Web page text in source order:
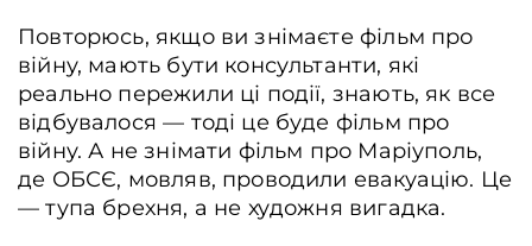
Повторюсь, якщо ви знімаєте фільм про
війну, мають бути консультанти, які
реально пережили ці події, знають, як все
відбувалося — тоді це буде фільм про
війну. А не знімати фільм про Маріуполь,
де ОБСЄ, мовляв, проводили евакуацію. Це
— тупа брехня, а не художня вигадка.